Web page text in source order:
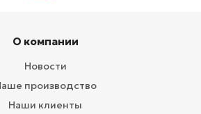
О компании
Новости
производство
Наши клиенты